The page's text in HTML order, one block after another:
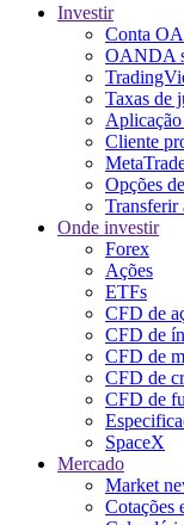
Investir
Conta
OANDA
Taxas de
Cliente
Opções
Transferir
Onde investir
Forex
Ações
ETFs
CFD de
CFD de
CFD de
CFD de
CFD de
SpaceX
Mercado
Market
Cotações